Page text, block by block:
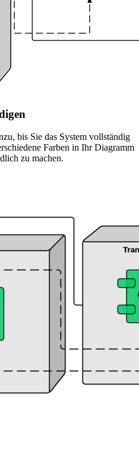
bis Sie das System vollständig
Farben in Ihr Diagramm
zu machen.